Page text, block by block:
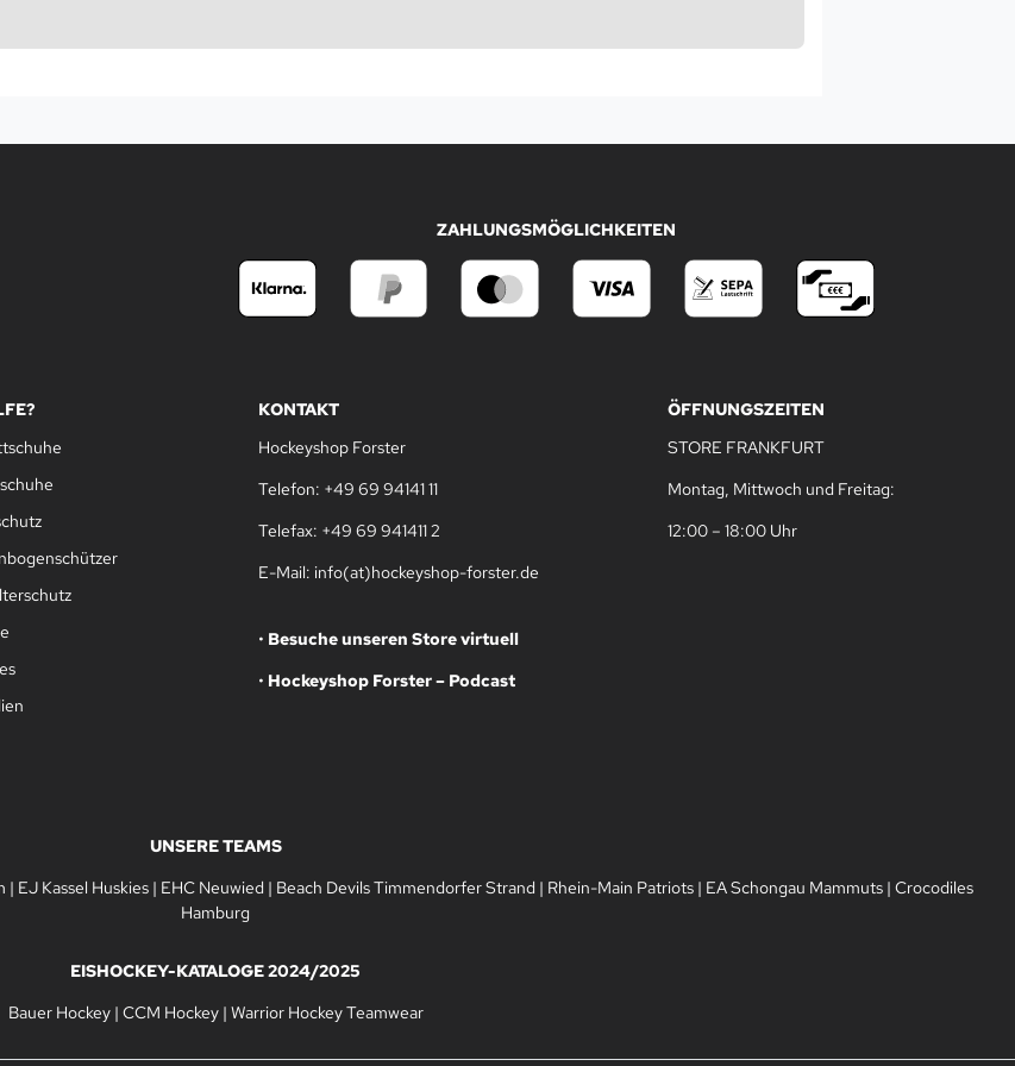
ZAHLUNGSMÖGLICHKEITEN
KONTAKT
Hockeyshop Forster
Telefon: +49 69 94141 11
Telefax: +49 69 941411 2
E-Mail: info(at)hockeyshop-forster.de
• Besuche unseren Store virtuell
• Hockeyshop Forster – Podcast
ÖFFNUNGSZEITEN
STORE FRANKFURT
Montag, Mittwoch und Freitag:
12:00 – 18:00 Uhr
UNSERE TEAMS
| EJ Kassel Huskies | EHC Neuwied | Beach Devils Timmendorfer Strand | Rhein-Main Patriots | EA Schongau Mammuts | Crocodiles
Hamburg
EISHOCKEY-KATALOGE 2024/2025
Bauer Hockey| CCM Hockey| Warrior Hockey Teamwear